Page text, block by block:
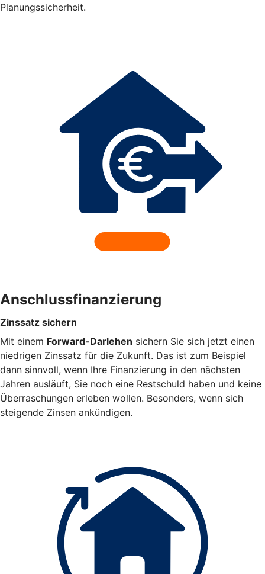
Planungssicherheit.
Anschlussfinanzierung
Zinssatz sichern
Mit einem Forward-Darlehen sichern Sie sich jetzt einen
niedrigen Zinssatz für die Zukunft. Das ist zum Beispiel
dann sinnvoll, wenn Ihre Finanzierung in den nächsten
Jahren ausläuft, Sie noch eine Restschuld haben und keine
Überraschungen erleben wollen. Besonders, wenn sich
steigende Zinsen ankündigen.